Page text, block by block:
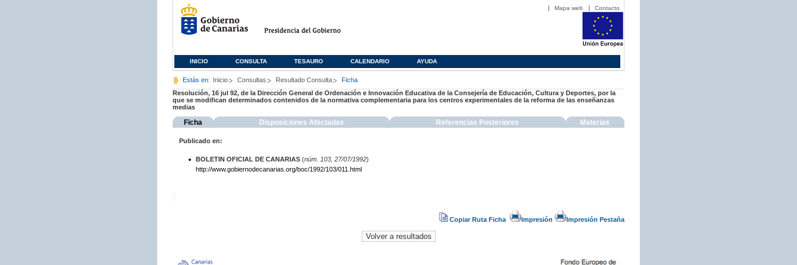
Mapa web Contacto
INICIO CONSULTA TESAURO CALENDARIO AYUDA
Estás en: Inicio Consultas Resultado Consulta
Ficha
Resolución, 16 jul 92, de la Dirección General de Ordenación e Innovación Educativa de la Consejería de Educación, Cultura y Deportes, por la
que se modifican determinados contenidos de la normativa complementaria para los centros experimentales de la reforma de las enseñanzas
medias
Ficha Disposiciones Afectadas Referencias Posteriores Materias
Publicado en:
BOLETIN OFICIAL DE CANARIAS(núm. 103, 27/07/1992)
http://www.gobiernodecanarias.org/boc/1992/103/011.html
Copiar Ruta Ficha Impresión Impresión Pestaña